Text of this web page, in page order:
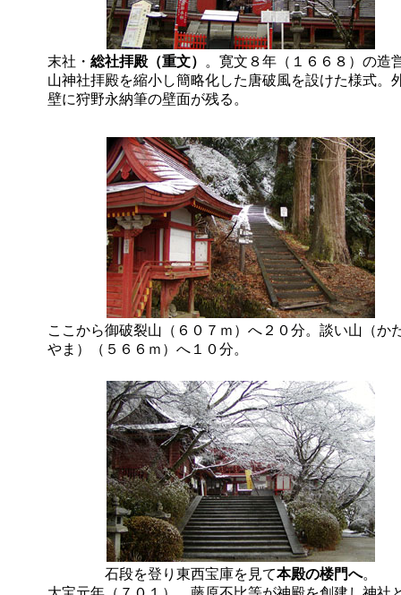
末社・ 総社拝殿（重文）
。寛文８年（１６６８）の造
山神社拝殿を縮小し簡略化した唐破風を設けた様式。
壁に狩野永納筆の壁面が残る。
ここから御破裂山（６０７ｍ）へ２０分。談い山（か
やま）（５６６ｍ）へ１０分。
石段を登り東西宝庫を見て本殿の楼門へ。